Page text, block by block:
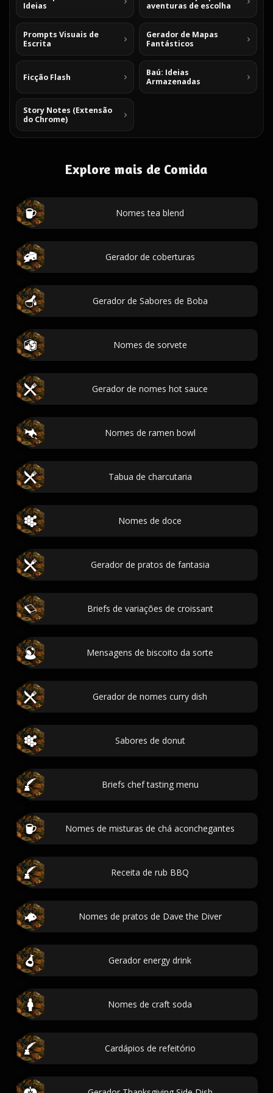
Ideias
aventuras de escolha
Prompts Visuais de
Escrita
Gerador de Mapas
Fantásticos
Ficção Flash
Baú: Ideias
Armazenadas
Story Notes (Extensão
do Chrome)
Explore mais de Comida
Nomes tea blend
Gerador de coberturas
Gerador de Sabores de Boba
Nomes de sorvete
Gerador de nomes hot sauce
Nomes de ramen bowl
Tabua de charcutaria
Nomes de doce
Gerador de pratos de fantasia
Briefs de variações de croissant
Mensagens de biscoito da sorte
Gerador de nomes curry dish
Sabores de donut
Briefs chef tasting menu
Nomes de misturas de chá aconchegantes
Receita de rub BBQ
Nomes de pratos de Dave the Diver
Gerador energy drink
Nomes de craft soda
Cardápios de refeitório